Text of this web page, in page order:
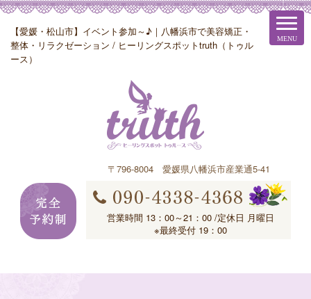
【愛媛・松山市】イベント参加～♪｜八幡浜市で美容矯正・
整体・リラクゼーション / ヒーリングスポットtruth（トゥル
ース）
〒796-8004 愛媛県八幡浜市産業通5-41
営業時間 13：00～21：00 /定休日 月曜日
※最終受付 19：00